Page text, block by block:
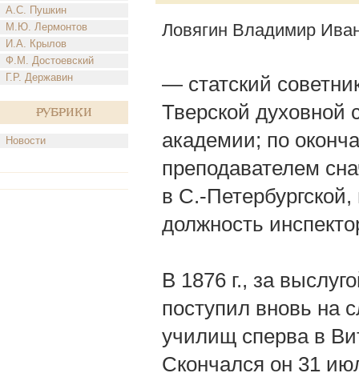
А.С. Пушкин
М.Ю. Лермонтов
И.А. Крылов
Ф.М. Достоевский
Г.Р. Державин
Рубрики
Новости
Ловягин Владимир
— статский
Тверской духовной
академии; по
преподавателем
в С.-
должность
В 1876 г., за
поступил вновь на
училищ сперва в
Скончался он 31